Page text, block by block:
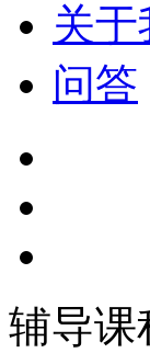
关于
问答
辅导课